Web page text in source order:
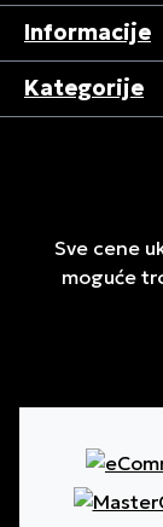
Informacije
Kategorije
Sve cene
moguće